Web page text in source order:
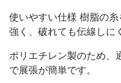
使いやすい仕様 樹脂の
強く、破れても伝線しに
ポリエチレン製のため、
で展張が簡単です。